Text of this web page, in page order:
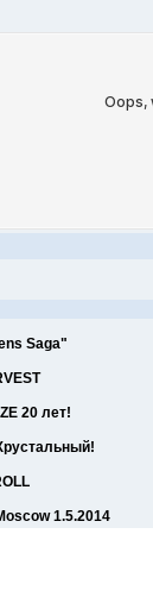
Saga"
20 лет!
1.5.2014